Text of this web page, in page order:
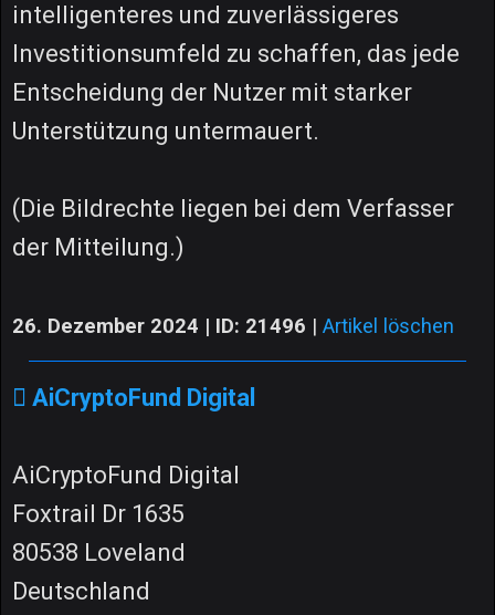
intelligenteres und zuverlässigeres
Investitionsumfeld zu schaffen, das jede
Entscheidung der Nutzer mit starker
Unterstützung untermauert.
(Die Bildrechte liegen bei dem Verfasser
der Mitteilung.)
26. Dezember 2024 | ID: 21496 | Artikel löschen
AiCryptoFund Digital
AiCryptoFund Digital
Foxtrail Dr 1635
80538 Loveland
Deutschland